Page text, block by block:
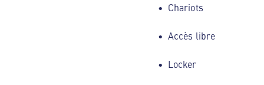
Chariots
Accès libre
Locker